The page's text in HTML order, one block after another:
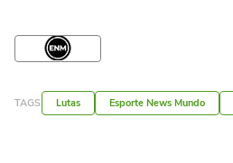
TAGS Lutas Esporte News Mundo